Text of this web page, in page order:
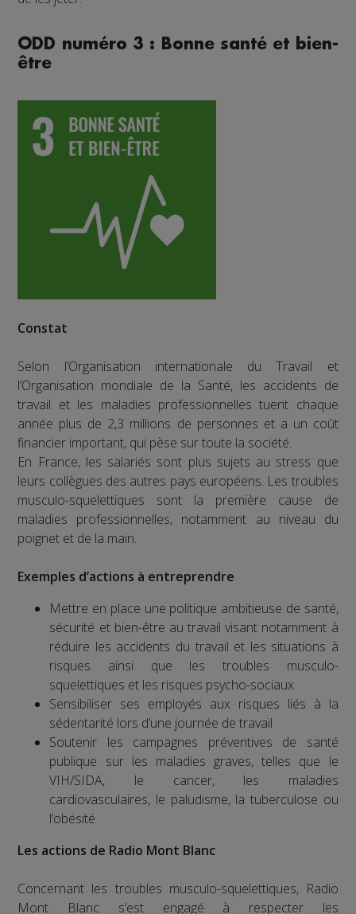
ODD numéro 3 : Bonne santé et bien-
être
Constat
Selon l’Organisation internationale du Travail et
l’Organisation mondiale de la Santé, les accidents de
travail et les maladies professionnelles tuent chaque
année plus de 2,3 millions de personnes et a un coût
financier important, qui pèse sur toute la société.
En France, les salariés sont plus sujets au stress que
leurs collègues des autres pays européens. Les troubles
musculo-squelettiques sont la première cause de
maladies professionnelles, notamment au niveau du
poignet et de la main.
Exemples d’actions à entreprendre
Mettre en place une politique ambitieuse de santé,
sécurité et bien-être au travail visant notamment à
réduire les accidents du travail et les situations à
risques ainsi que les troubles musculo-
squelettiques et les risques psycho-sociaux
Sensibiliser ses employés aux risques liés à la
sédentarité lors d’une journée de travail
Soutenir les campagnes préventives de santé
publique sur les maladies graves, telles que le
VIH/SIDA, le cancer, les maladies
cardiovasculaires, le paludisme, la tuberculose ou
l’obésité
Les actions de Radio Mont Blanc
Concernant les troubles musculo-squelettiques, Radio
Mont Blanc s’est engagé à respecter les